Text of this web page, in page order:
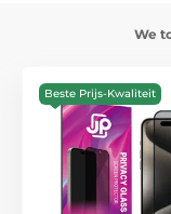
We
Beste Prijs-Kwaliteit